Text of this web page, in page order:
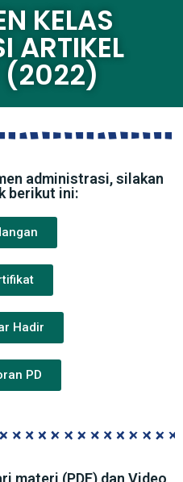
KELAS
ARTIKEL
(2022)
administrasi, silakan
berikut ini:
Hadir
PD
materi (PDF) dan Video,